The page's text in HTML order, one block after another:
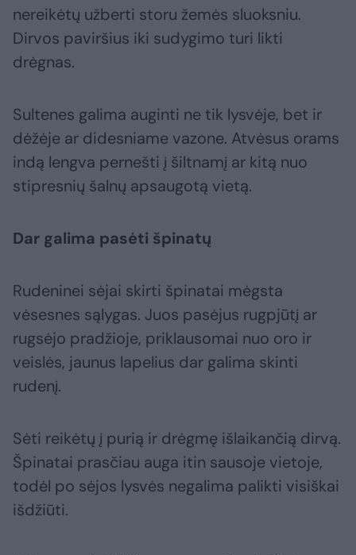
nereikėtų užberti storu žemės sluoksniu.
Dirvos paviršius iki sudygimo turi likti
drėgnas.
Sultenes galima auginti ne tik lysvėje, bet ir
dėžėje ar didesniame vazone. Atvėsus orams
indą lengva pernešti į šiltnamį ar kitą nuo
stipresnių šalnų apsaugotą vietą.
Dar galima pasėti špinatų
Rudeninei sėjai skirti špinatai mėgsta
vėsesnes sąlygas. Juos pasėjus rugpjūtį ar
rugsėjo pradžioje, priklausomai nuo oro ir
veislės, jaunus lapelius dar galima skinti
rudenį.
Sėti reikėtų į purią ir drėgmę išlaikančią dirvą.
Špinatai prasčiau auga itin sausoje vietoje,
todėl po sėjos lysvės negalima palikti visiškai
išdžiūti.